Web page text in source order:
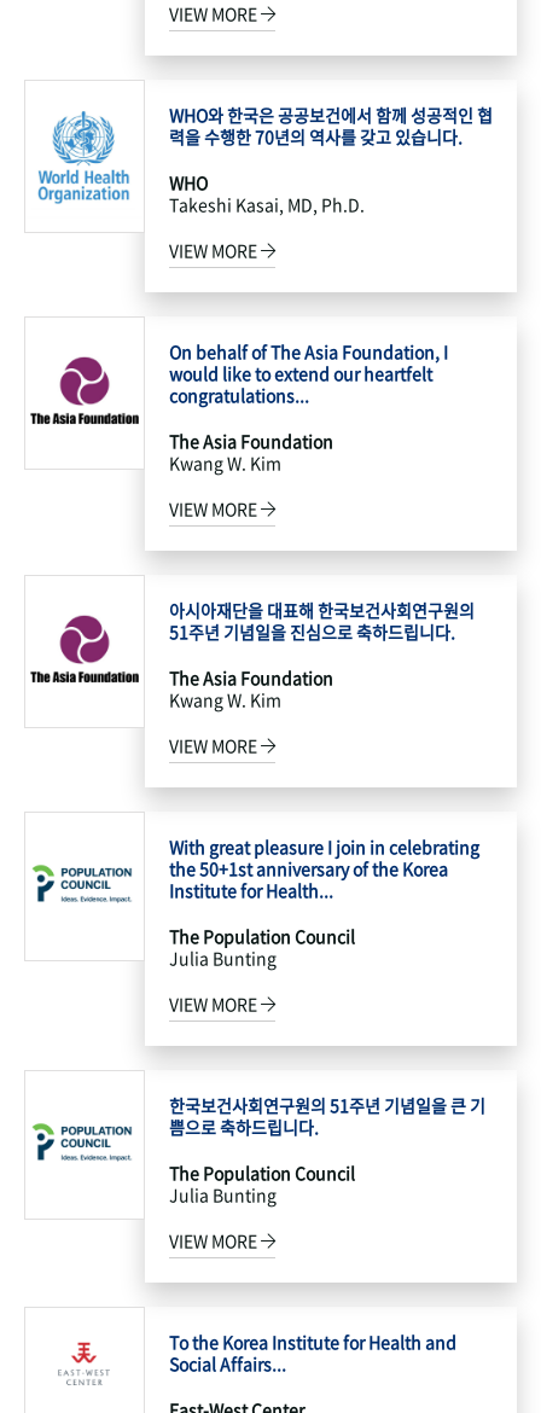
VIEW MORE
WHO와 한국은 공공보건에서 함께 성공적인 협
력을 수행한 70년의 역사를 갖고 있습니다.
WHO
Takeshi Kasai, MD, Ph.D.
VIEW MORE
On behalf of The Asia Foundation, I
would like to extend our heartfelt
congratulations...
The Asia Foundation
Kwang W. Kim
VIEW MORE
아시아재단을 대표해 한국보건사회연구원의
51주년 기념일을 진심으로 축하드립니다.
The Asia Foundation
Kwang W. Kim
VIEW MORE
With great pleasure I join in celebrating
the 50+1st anniversary of the Korea
Institute for Health...
The Population Council
Julia Bunting
VIEW MORE
한국보건사회연구원의 51주년 기념일을 큰 기
쁨으로 축하드립니다.
The Population Council
Julia Bunting
VIEW MORE
To the Korea Institute for Health and
Social Affairs...